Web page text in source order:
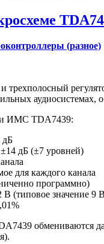
(разное)
ИМС TDA7439:
дБ
дБ (±7 уровней)
для каждого канала
программно)
(типовое значение 9